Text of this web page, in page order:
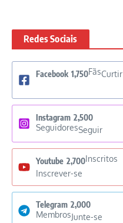
Redes Sociais
Facebook 1,750FãsCurtir
Instagram 2,500
SeguidoresSeguir
Youtube 2,700Inscritos
Inscrever-se
Telegram 2,000
MembrosJunte-se